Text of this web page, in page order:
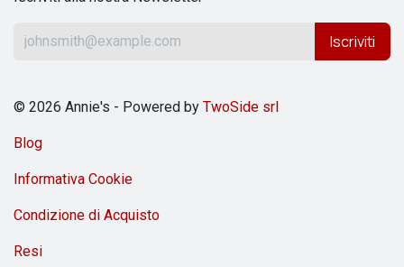
Iscriviti
© 2026 Annie's - Powered by TwoSide srl
Blog
Informativa Cookie
Condizione di Acquisto
Resi